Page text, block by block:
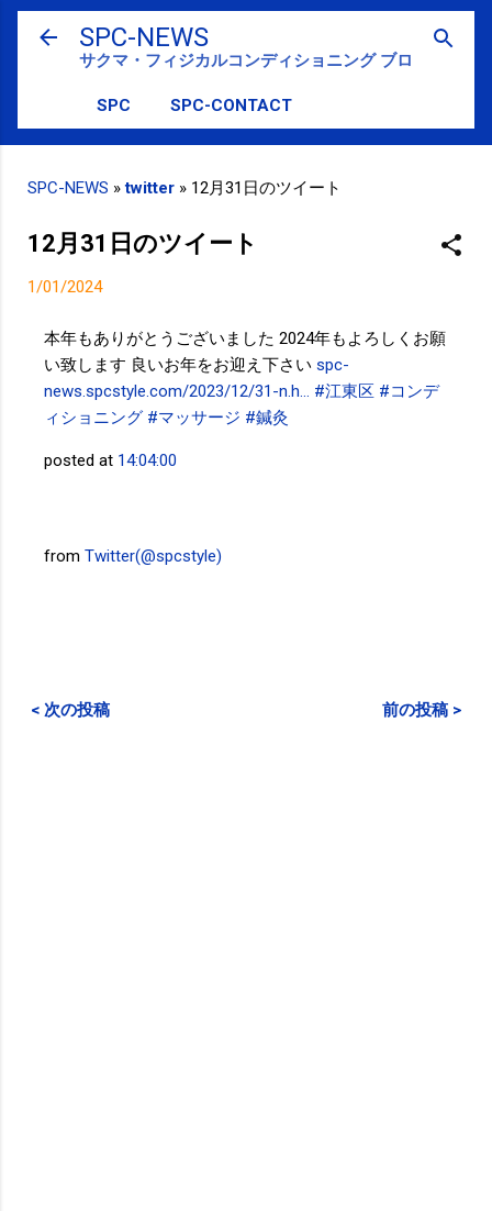
スキップしてメイン コンテンツに移動
SPC-NEWS
サクマ・フィジカルコンディショニング ブログ
SPC SPC-CONTACT
SPC-NEWS »twitter » 12月31日のツイート
12月31日のツイート
1/01/2024
本年もありがとうございました 2024年もよろしくお願
い致します 良いお年をお迎え下さい spc-
news.spcstyle.com/2023/12/31-n.h…
#江東区 #コンデ
ィショニング #マッサージ #鍼灸
posted at 14:04:00
from Twitter(@spcstyle)
< 次の投稿 前の投稿 >